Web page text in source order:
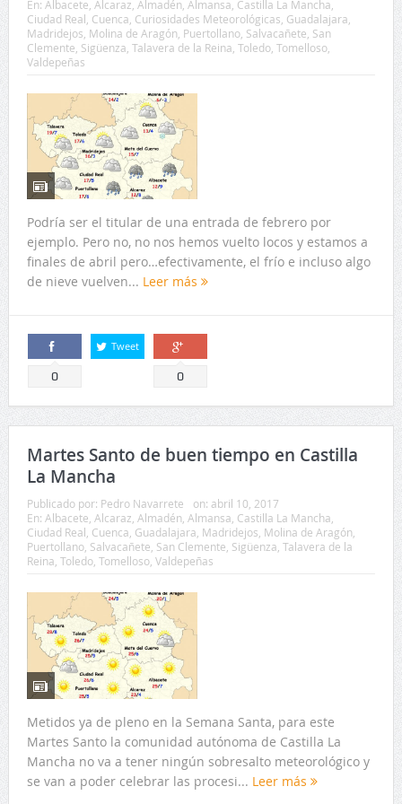
En: Albacete Alcaraz Almadén Almansa Castilla La Mancha
Ciudad Real Cuenca Curiosidades Meteorológicas Guadalajara
Madridejos Molina de Aragón Puertollano, Salvacañete San
Clemente Sigüenza Talavera de la Reina Toledo, Tomelloso,
Valdepeñas
Podría ser el titular de una entrada de febrero por
ejemplo. Pero no, no nos hemos vuelto locos y estamos a
finales de abril pero…efectivamente, el frío e incluso algo
de nieve vuelven... Leer más
Comparte
0
Tweet
Comparte
0
Martes Santo de buen tiempo en Castilla
La Mancha
Publicado por: Pedro Navarrete on: abril 10, 2017
En: Albacete, Alcaraz, Almadén, Almansa, Castilla La Mancha,
Ciudad Real, Cuenca, Guadalajara, Madridejos, Molina de Aragón,
Puertollano, Salvacañete, San Clemente, Sigüenza, Talavera de la
Reina, Toledo, Tomelloso, Valdepeñas
Metidos ya de pleno en la Semana Santa, para este
Martes Santo la comunidad autónoma de Castilla La
Mancha no va a tener ningún sobresalto meteorológico y
se van a poder celebrar las procesi... Leer más